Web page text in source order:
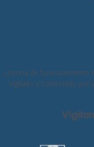
Licencia de funcionamiento
Vigilado y Controlado por